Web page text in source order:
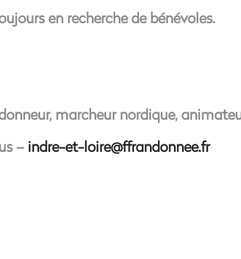
en recherche de bénévoles.
marcheur nordique,
– indre-et-loire@ffrandonnee.fr